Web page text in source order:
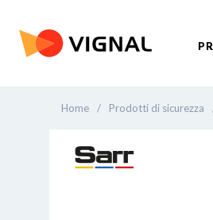
Home / Prodotti di sicurezza